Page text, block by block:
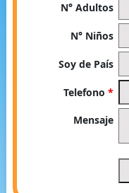
N° Adultos
N° Niños
Soy de País
Telefono*
Mensaje